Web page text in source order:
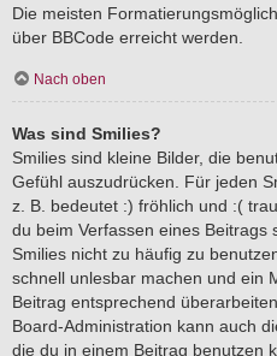
Die meisten
über BBCode erreicht werden.
Nach oben
Was sind Smilies?
Smilies sind kleine Bilder, die
Gefühl auszudrücken. Für jeden
z. B. bedeutet :) fröhlich und :(
du beim Verfassen eines Beitrags
Smilies nicht zu häufig zu
schnell unlesbar machen und ein
Beitrag entsprechend
Board-Administration kann auch
die du in einem Beitrag benutzen